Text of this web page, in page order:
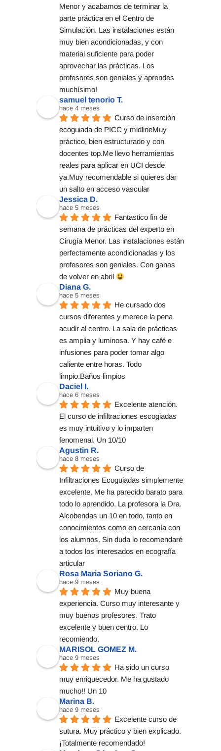
Menor y acabamos de terminar la
parte práctica en el Centro de
Simulación. Las instalaciones están
muy bien acondicionadas, y con
material suficiente para poder
aprovechar las prácticas. Los
profesores son geniales y aprendes
muchísimo!
samuel tenorio T.
hace 4 meses
Curso de inserción
ecoguiada de PICC y midlineMuy
práctico, bien estructurado y con
docentes top.Me llevo herramientas
reales para aplicar en UCI desde
ya.Muy recomendable si quieres dar
un salto en acceso vascular
Jessica D.
hace 5 meses
Fantastico fin de
semana de prácticas del experto en
Cirugía Menor. Las instalaciones están
perfectamente acondicionadas y los
profesores son geniales. Con ganas
de volver en abril
Diana G.
hace 5 meses
He cursado dos
cursos diferentes y merece la pena
acudir al centro. La sala de prácticas
es amplia y luminosa. Y hay café e
infusiones para poder tomar algo
caliente entre horas. Todo
limpio.Baños limpios
Daciel I.
hace 6 meses
Excelente atención.
El curso de infiltraciones escogiadas
es muy intuitivo y lo imparten
fenomenal. Un 10/10
Agustin R.
hace 8 meses
Curso de
Infiltraciones Ecoguiadas simplemente
excelente. Me ha parecido barato para
todo lo aprendido. La profesora la Dra.
Alcobendas un 10 en todo, tanto en
conocimientos como en cercanía con
los alumnos. Sin duda lo recomendaré
a todos los interesados en ecografía
articular
Rosa Maria Soriano G.
hace 9 meses
Muy buena
experiencia. Curso muy interesante y
muy buenos profesores. Trato
excelente y buen centro. Lo
recomiendo.
MARISOL GOMEZ M.
hace 9 meses
Ha sido un curso
muy enriquecedor. Me ha gustado
mucho!! Un 10
Marina B.
hace 9 meses
Excelente curso de
sutura. Muy práctico y bien explicado.
¡Totalmente recomendado!